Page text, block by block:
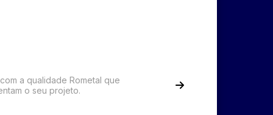
a qualidade Rometal que
o seu projeto.